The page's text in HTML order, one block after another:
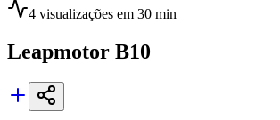
4 visualizações em 30 min
Leapmotor B10